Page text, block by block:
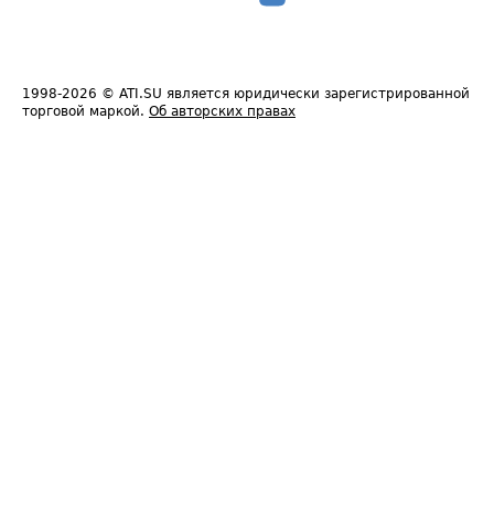
1998-2026 © ATI.SU является юридически зарегистрированной
торговой маркой. Об авторских правах